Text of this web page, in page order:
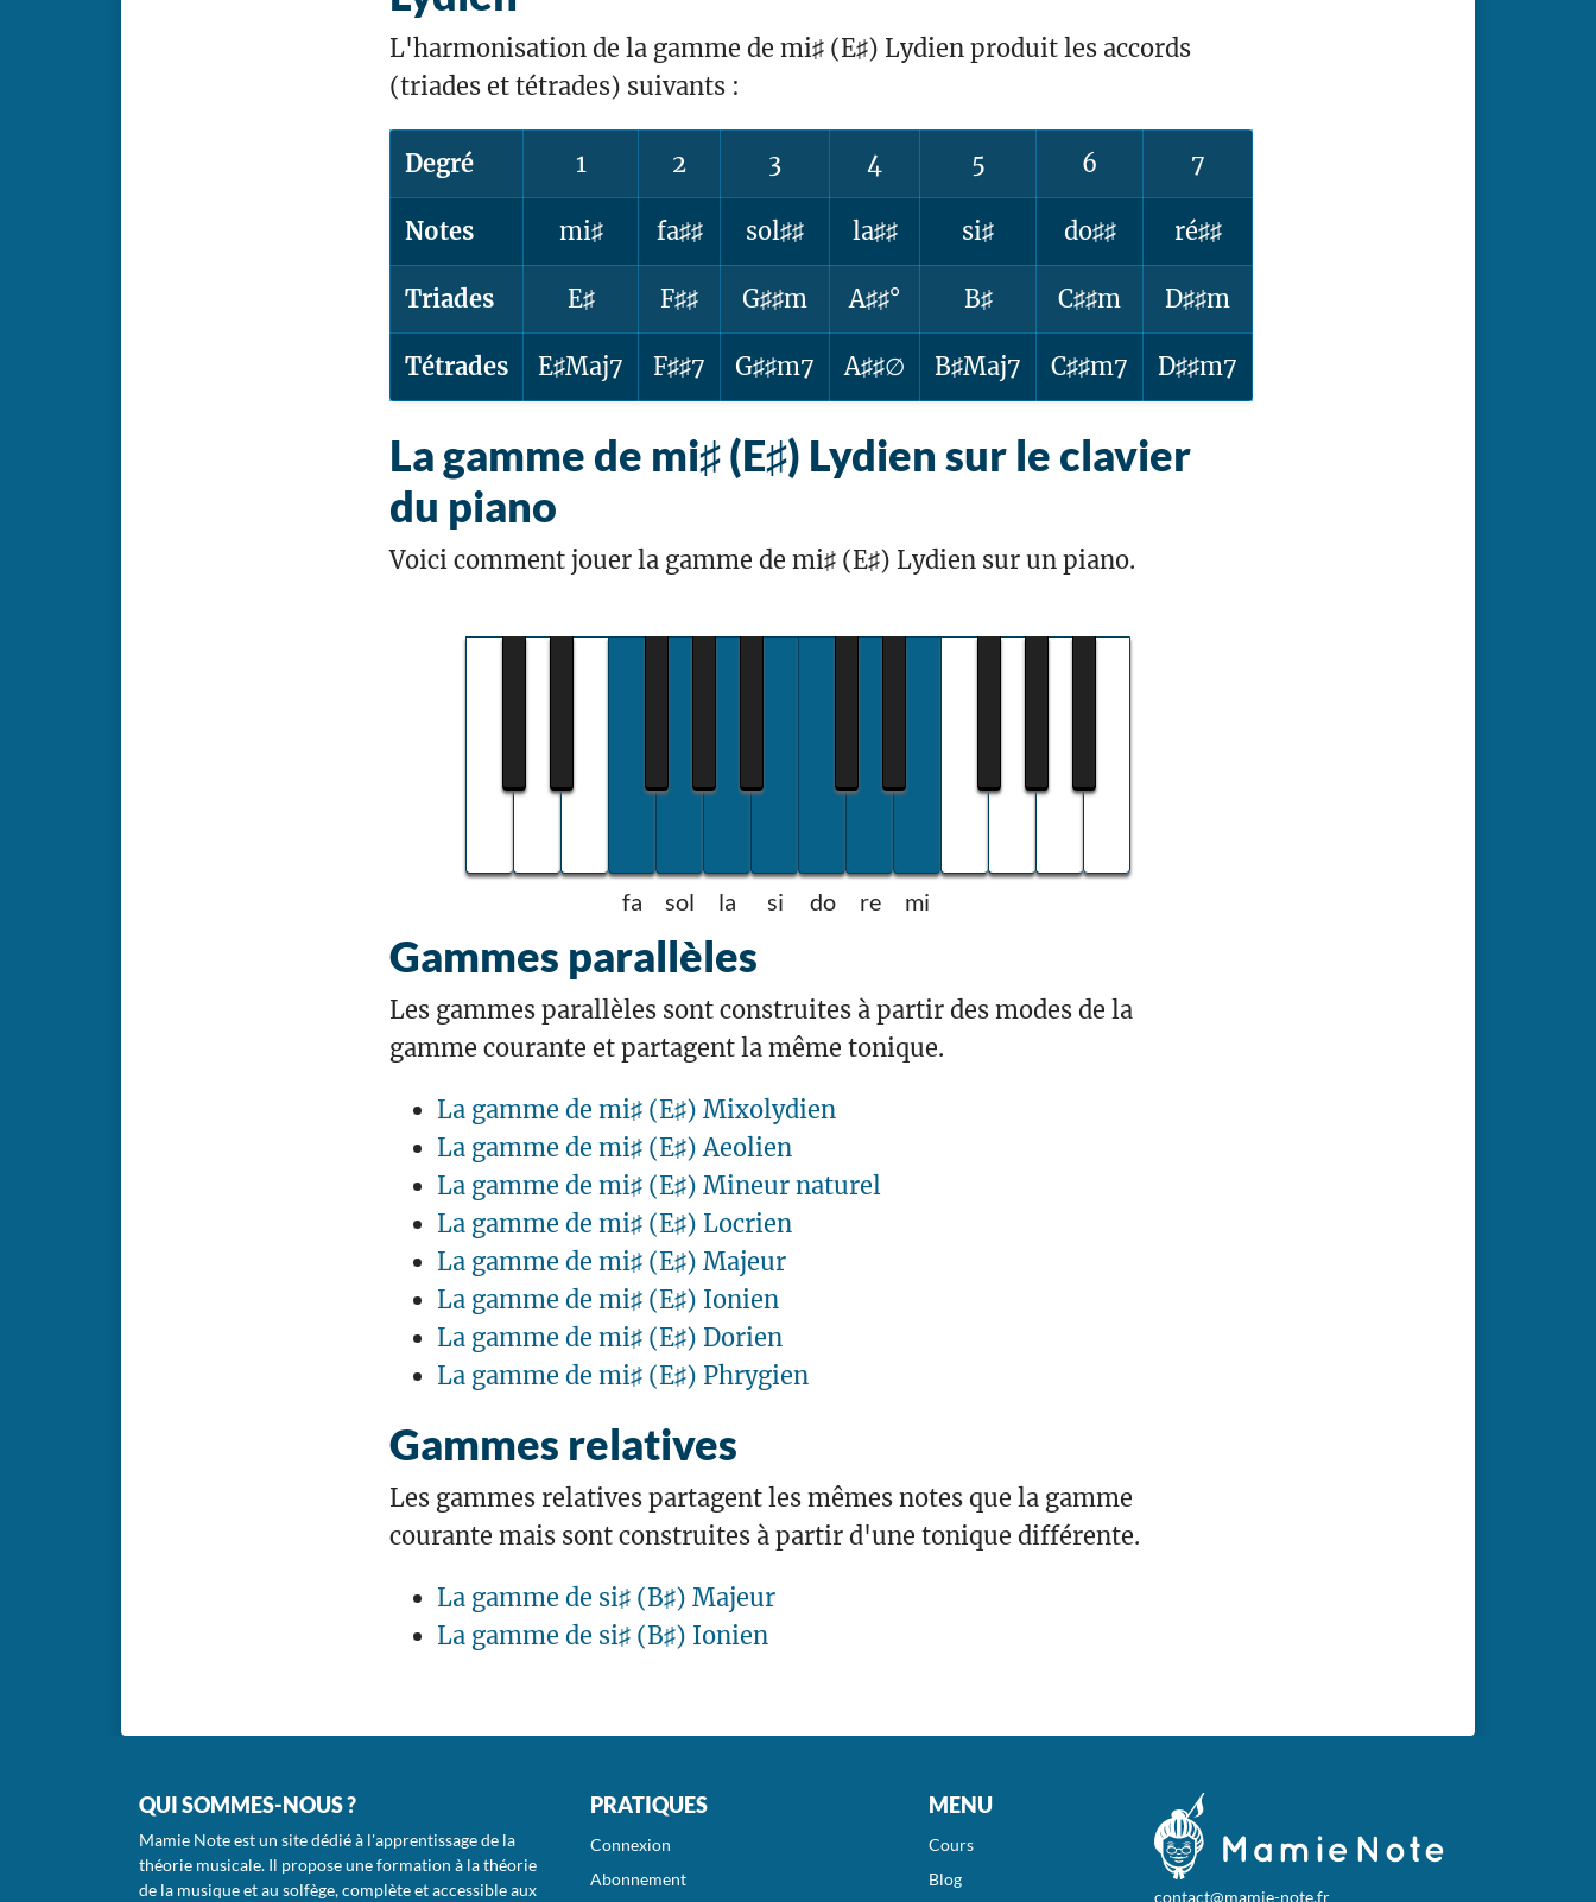
L'harmonisation de la gamme de mi♯ (E♯) Lydien produit les accords
(triades et tétrades) suivants :
Degré 1 2 3 4 5 6 7
Notes mi♯ fa♯♯ sol♯♯ la♯♯ si♯ do♯♯ ré♯♯
Triades E♯ F♯♯ G♯♯m A♯♯° B♯ C♯♯m D♯♯m
Tétrades E♯Maj7 F♯♯7 G♯♯m7 A♯♯∅ B♯Maj7 C♯♯m7 D♯♯m7
La gamme de mi♯ (E♯) Lydien sur le clavier
du piano
Voici comment jouer la gamme de mi♯ (E♯) Lydien sur un piano.
fa sol la si do re mi
Gammes parallèles
Les gammes parallèles sont construites à partir des modes de la
gamme courante et partagent la même tonique.
La gamme de mi♯ (E♯) Mixolydien
La gamme de mi♯ (E♯) Aeolien
La gamme de mi♯ (E♯) Mineur naturel
La gamme de mi♯ (E♯) Locrien
La gamme de mi♯ (E♯) Majeur
La gamme de mi♯ (E♯) Ionien
La gamme de mi♯ (E♯) Dorien
La gamme de mi♯ (E♯) Phrygien
Gammes relatives
Les gammes relatives partagent les mêmes notes que la gamme
courante mais sont construites à partir d'une tonique différente.
La gamme de si♯ (B♯) Majeur
La gamme de si♯ (B♯) Ionien
QUI SOMMES-NOUS ?
Mamie Note est un site dédié à l'apprentissage de la
théorie musicale. Il propose une formation à la théorie
de la musique et au solfège, complète et accessible aux
PRATIQUES
Connexion
Abonnement
MENU
Cours
Blog
contact@mamie-note.fr